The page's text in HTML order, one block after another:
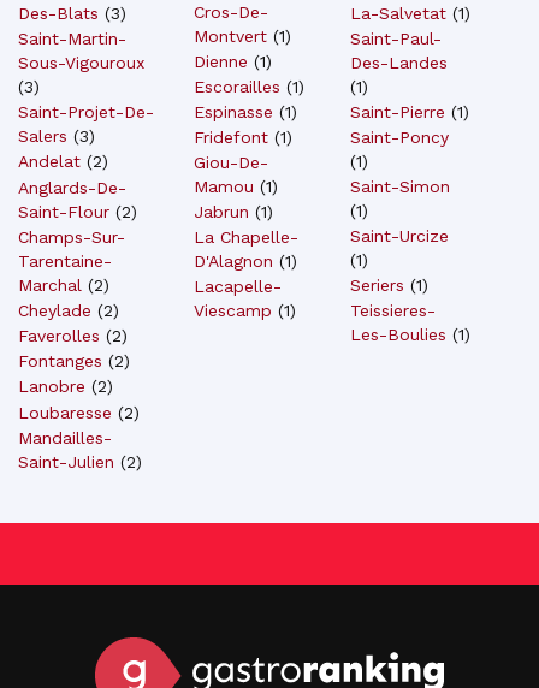
Des-Blats (3)
Saint-Martin-
Sous-Vigouroux
(3)
Saint-Projet-De-
Salers (3)
Andelat (2)
Anglards-De-
Saint-Flour (2)
Champs-Sur-
Tarentaine-
Marchal (2)
Cheylade (2)
Faverolles (2)
Fontanges (2)
Lanobre (2)
Loubaresse (2)
Mandailles-
Saint-Julien (2)
Cros-De-
Montvert(1)
Dienne (1)
Escorailles (1)
Espinasse (1)
Fridefont(1)
Giou-De-
Mamou (1)
Jabrun (1)
La Chapelle-
D'Alagnon (1)
Lacapelle-
Viescamp (1)
La-Salvetat (1)
Saint-Paul-
Des-Landes
(1)
Saint-Pierre (1)
Saint-Poncy
(1)
Saint-Simon
(1)
Saint-Urcize
(1)
Seriers (1)
Teissieres-
Les-Boulies (1)